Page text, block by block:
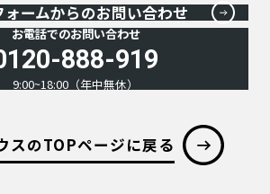
ォームからのお問い合わせ
お電話でのお問い合わせ
888-919
9:00~18:00（年中無休）
スのTOPページに戻る